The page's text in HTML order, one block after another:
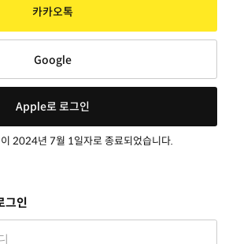
카카오톡
Google
Apple로 로그인
2024년 7월 1일자로 종료되었습니다.
그인